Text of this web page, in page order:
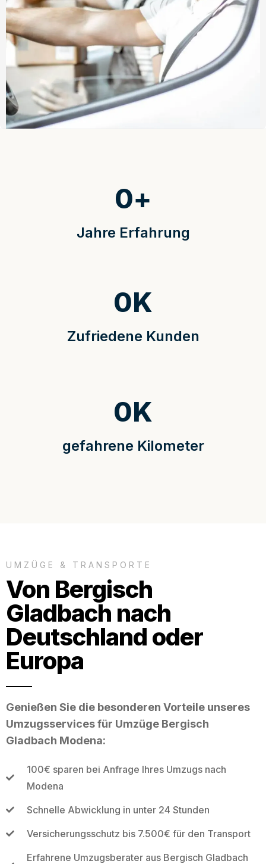
Jahre Erfahrung
0+
Zufriedene Kunden
0K
gefahrene Kilometer
0K
UMZÜGE & TRANSPORTE
Von Bergisch
Gladbach nach
Deutschland oder
Europa
Genießen Sie die besonderen Vorteile unseres
Umzugsservices für Umzüge Bergisch
Gladbach Modena:
100€ sparen bei Anfrage Ihres Umzugs nach
Modena
Schnelle Abwicklung in unter 24 Stunden
Versicherungsschutz bis 7.500€ für den Transport
Erfahrene Umzugsberater aus Bergisch Gladbach